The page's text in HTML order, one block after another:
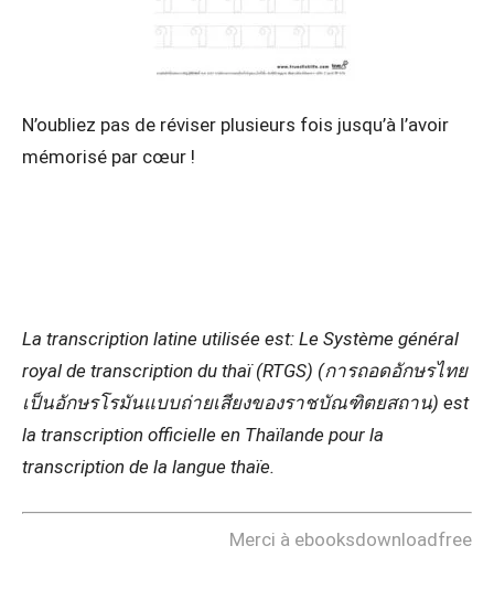
N’oubliez pas de réviser plusieurs fois jusqu’à l’avoir
mémorisé par cœur !
La transcription latine utilisée est: Le Système général
royal de transcription du thaï (RTGS) (การถอดอักษรไทย
เป็นอักษรโรมันแบบถ่ายเสียงของราชบัณฑิตยสถาน) est
la transcription officielle en Thaïlande pour la
transcription de la langue thaïe.
Merci à ebooksdownloadfree